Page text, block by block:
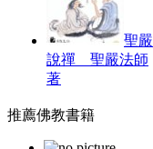
聖嚴
說禪 聖嚴法師
著
推薦佛教書籍